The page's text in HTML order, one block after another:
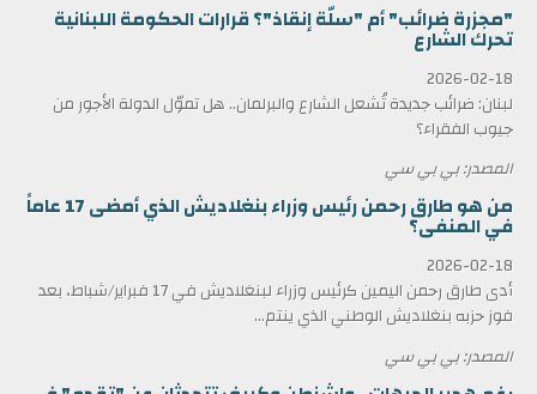
"مجزرة ضرائب" أم "سلّة إنقاذ"؟ قرارات الحكومة اللبنانية
تحرك الشارع
2026-02-18
لبنان: ضرائب جديدة تُشعل الشارع والبرلمان.. هل تموّل الدولة الأجور من
جيوب الفقراء؟
المصدر: بي بي سي
من هو طارق رحمن رئيس وزراء بنغلاديش الذي أمضى 17 عاماً
في المنفى؟
2026-02-18
أدى طارق رحمن اليمين كرئيس وزراء لبنغلاديش في 17 فبراير/شباط، بعد
فوز حزبه بنغلاديش الوطني الذي ينتم...
المصدر: بي بي سي